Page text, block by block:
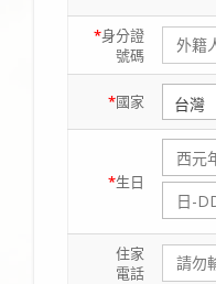
*身分證
號碼
*國家
*生日
住家
電話